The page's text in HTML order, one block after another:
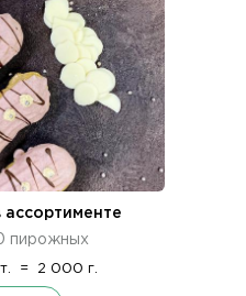
пирожных
= 2 000 г.